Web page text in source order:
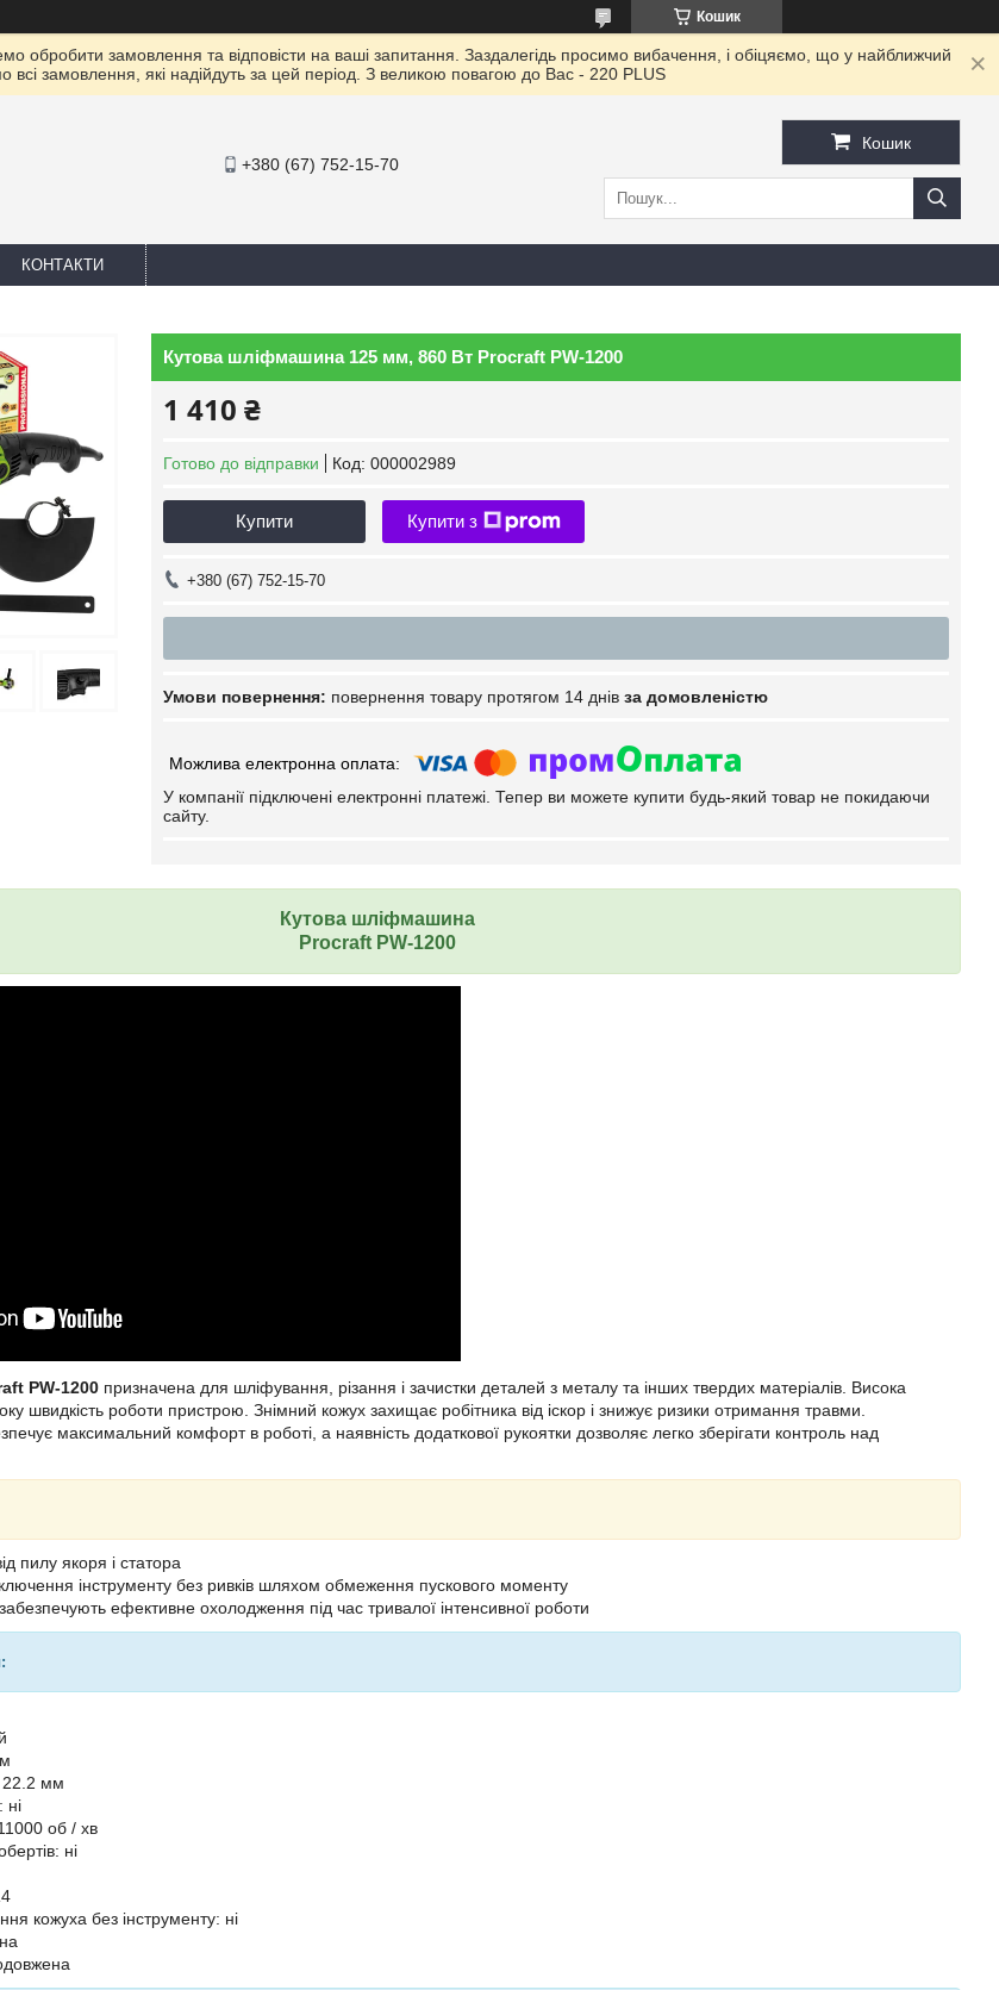
Кошик
обробити замовлення та відповісти на ваші запитання. Заздалегідь просимо вибачення, і обіцяємо, що у найближчий
всі замовлення, які надійдуть за цей період. З великою повагою до Ваc - 220 PLUS
+380 (67) 752-15-70
Кошик
КОНТАКТИ
Кутова шліфмашина 125 мм, 860 Вт Procraft PW-1200
1 410 ₴
Готово до відправки Код: 000002989
Купити Купити з
+380 (67) 752-15-70
повернення товару протягом 14 днів за домовленістю
У компанії підключені електронні платежі. Тепер ви можете купити будь-який товар не покидаючи
сайту.
Кутова шліфмашина
Procraft PW-1200
PW-1200 призначена для шліфування, різання і зачистки деталей з металу та інших твердих матеріалів. Висока
швидкість роботи пристрою. Знімний кожух захищає робітника від іскор і знижує ризики отримання травми.
максимальний комфорт в роботі, а наявність додаткової рукоятки дозволяє легко зберігати контроль над
пилу якоря і статора
інструменту без ривків шляхом обмеження пускового моменту
ефективне охолодження під час тривалої інтенсивної роботи
22.2 мм
ні
11000 об / хв
ні
кожуха без інструменту: ні